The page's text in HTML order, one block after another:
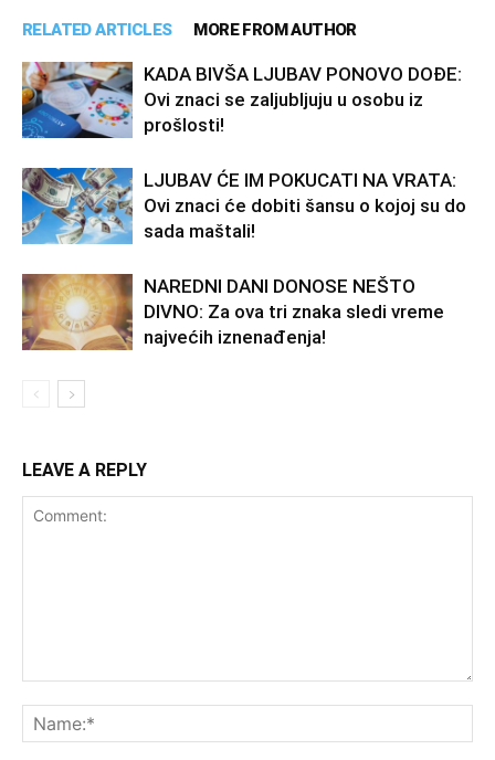
RELATED ARTICLES MORE FROM AUTHOR
KADA BIVŠA LJUBAV PONOVO DOĐE:
Ovi znaci se zaljubljuju u osobu iz
prošlosti!
LJUBAV ĆE IM POKUCATI NA VRATA:
Ovi znaci će dobiti šansu o kojoj su do
sada maštali!
NAREDNI DANI DONOSE NEŠTO
DIVNO: Za ova tri znaka sledi vreme
najvećih iznenađenja!
LEAVE A REPLY